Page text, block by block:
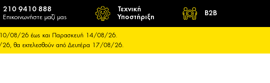
210 9410 888
Επικοινωνήστε μαζί μας
Τεχνική
Υποστήριξη
B2B
10/08/26 έως και Παρασκευή 14/08/26.
θα εκτελεσθούν από Δευτέρα 17/08/26.